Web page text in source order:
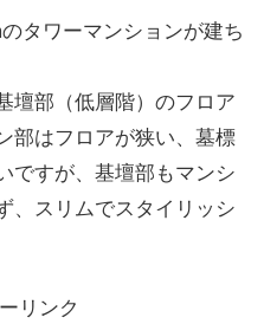
タワーマンションが建ち
壇部（低層階）のフロア
部はフロアが狭い、墓標
ですが、基壇部もマンシ
、スリムでスタイリッシ
リンク